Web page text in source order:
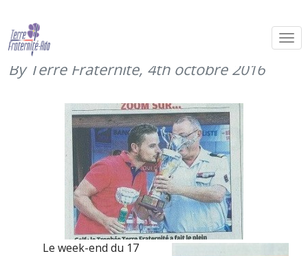
Ca swingue à Marseille pour Terre
Fraternité (17 septembre 2016)
By Terre Fraternité, 4th octobre 2016
Le week-end du 17